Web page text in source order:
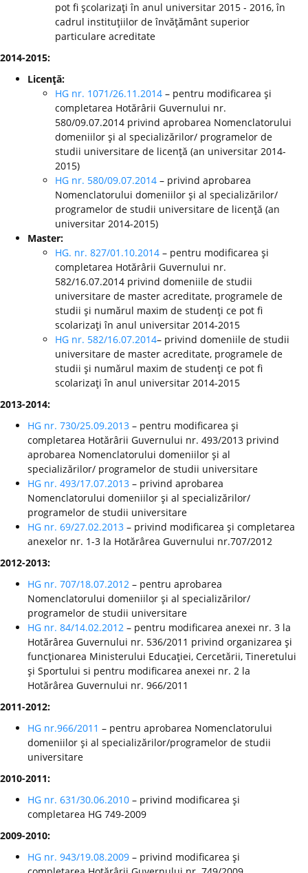
pot fi şcolarizaţi în anul universitar 2015 - 2016, în
cadrul instituţiilor de învăţământ superior
particulare acreditate
2014-2015:
Licenţă:
HG nr. 1071/26.11.2014 – pentru modificarea şi
completarea Hotărârii Guvernului nr.
580/09.07.2014 privind aprobarea Nomenclatorului
domeniilor şi al specializărilor/ programelor de
studii universitare de licenţă (an universitar 2014-
2015)
HG nr. 580/09.07.2014 – privind aprobarea
Nomenclatorului domeniilor şi al specializărilor/
programelor de studii universitare de licenţă (an
universitar 2014-2015)
Master:
HG. nr. 827/01.10.2014 – pentru modificarea şi
completarea Hotărârii Guvernului nr.
582/16.07.2014 privind domeniile de studii
universitare de master acreditate, programele de
studii şi numărul maxim de studenţi ce pot fi
scolarizaţi în anul universitar 2014-2015
HG nr. 582/16.07.2014– privind domeniile de studii
universitare de master acreditate, programele de
studii şi numărul maxim de studenţi ce pot fi
scolarizaţi în anul universitar 2014-2015
2013-2014:
HG nr. 730/25.09.2013 – pentru modificarea şi
completarea Hotărârii Guvernului nr. 493/2013 privind
aprobarea Nomenclatorului domeniilor şi al
specializărilor/ programelor de studii universitare
HG nr. 493/17.07.2013 – privind aprobarea
Nomenclatorului domeniilor şi al specializărilor/
programelor de studii universitare
HG nr. 69/27.02.2013 – privind modificarea şi completarea
anexelor nr. 1-3 la Hotărârea Guvernului nr.707/2012
2012-2013:
HG nr. 707/18.07.2012 – pentru aprobarea
Nomenclatorului domeniilor şi al specializărilor/
programelor de studii universitare
HG nr. 84/14.02.2012 – pentru modificarea anexei nr. 3 la
Hotărârea Guvernului nr. 536/2011 privind organizarea şi
funcţionarea Ministerului Educaţiei, Cercetării, Tineretului
şi Sportului si pentru modificarea anexei nr. 2 la
Hotărârea Guvernului nr. 966/2011
2011-2012:
HG nr.966/2011 – pentru aprobarea Nomenclatorului
domeniilor şi al specializărilor/programelor de studii
universitare
2010-2011:
HG nr. 631/30.06.2010 – privind modificarea şi
completarea HG 749-2009
2009-2010:
HG nr. 943/19.08.2009 – privind modificarea şi